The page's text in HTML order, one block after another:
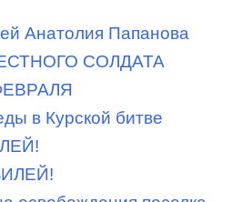
Анатолия Папанова
СОЛДАТА
в Курской битве